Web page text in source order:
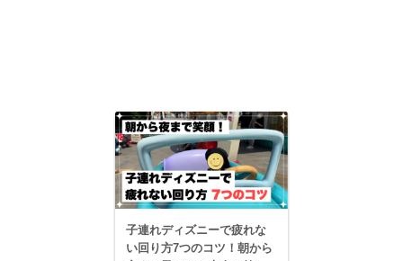
子連れディズニーで疲れな
い回り方7つのコツ！朝から